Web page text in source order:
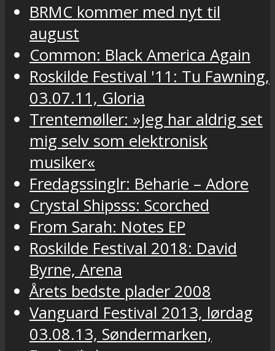
BRMC kommer med nyt til
august
Common: Black America Again
Roskilde Festival '11: Tu Fawning,
03.07.11, Gloria
Trentemøller: »Jeg har aldrig set
mig selv som elektronisk
musiker«
Fredagssinglr: Beharie – Adore
Crystal Shipsss: Scorched
From Sarah: Notes EP
Roskilde Festival 2018: David
Byrne, Arena
Årets bedste plader 2008
Vanguard Festival 2013, lørdag
03.08.13, Søndermarken,